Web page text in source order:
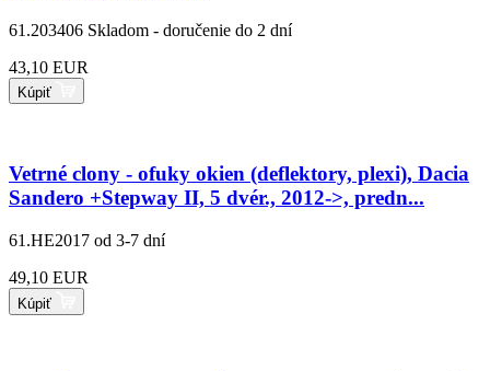
61.203406 Skladom - doručenie do 2 dní
43,10 EUR
Kúpiť
Vetrné clony - ofuky okien (deflektory, plexi), Dacia
Sandero +Stepway II, 5 dvér., 2012->, predn...
61.HE2017 od 3-7 dní
49,10 EUR
Kúpiť